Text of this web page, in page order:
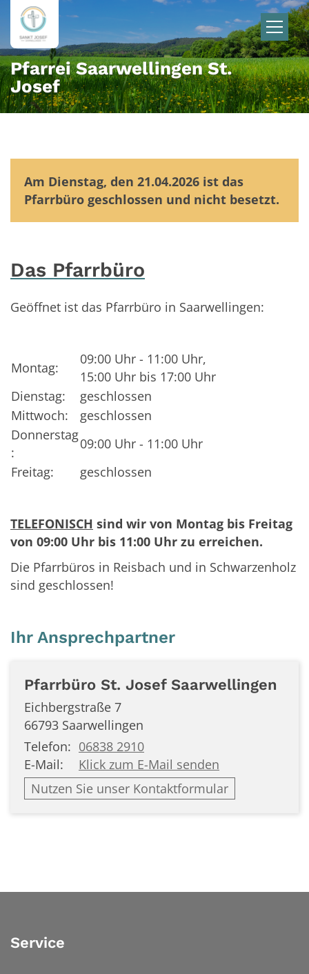
Zum Inhalt springen
Pfarrei Saarwellingen St.
Josef
Am Dienstag, den 21.04.2026 ist das
Pfarrbüro geschlossen und nicht besetzt.
Das Pfarrbüro
Geöffnet ist das Pfarrbüro in Saarwellingen:
Montag:
09:00 Uhr - 11:00 Uhr,
15:00 Uhr bis 17:00 Uhr
Dienstag:
geschlossen
Mittwoch:
geschlossen
Donnerstag
:
09:00 Uhr - 11:00 Uhr
Freitag:
geschlossen
TELEFONISCH sind wir von Montag bis Freitag
von 09:00 Uhr bis 11:00 Uhr zu erreichen.
Die Pfarrbüros in Reisbach und in Schwarzenholz
sind geschlossen!
Ihr Ansprechpartner
Pfarrbüro St. Josef Saarwellingen
Eichbergstraße 7
66793 Saarwellingen
Telefon: 06838 2910
E-Mail:
Klick zum E-Mail senden
Nutzen Sie unser Kontaktformular
Service